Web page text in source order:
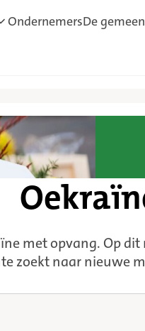
OndernemersDe
met opvang. Op
zoekt naar nieuwe